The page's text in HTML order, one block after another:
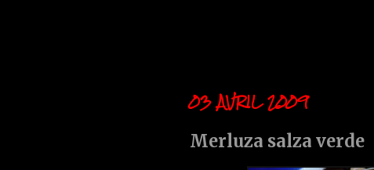
03 AVRIL 2009
Merluza salza verde